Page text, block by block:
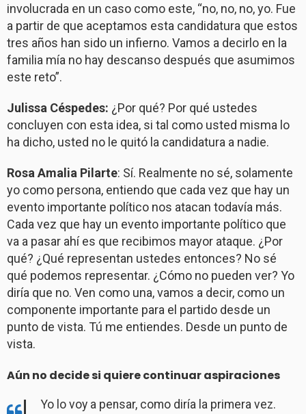
involucrada en un caso como este, “no, no, no, yo. Fue
a partir de que aceptamos esta candidatura que estos
tres años han sido un infierno. Vamos a decirlo en la
familia mía no hay descanso después que asumimos
este reto”.
Julissa Céspedes: ¿Por qué? Por qué ustedes
concluyen con esta idea, si tal como usted misma lo
ha dicho, usted no le quitó la candidatura a nadie.
Rosa Amalia Pilarte: Sí. Realmente no sé, solamente
yo como persona, entiendo que cada vez que hay un
evento importante político nos atacan todavía más.
Cada vez que hay un evento importante político que
va a pasar ahí es que recibimos mayor ataque. ¿Por
qué? ¿Qué representan ustedes entonces? No sé
qué podemos representar. ¿Cómo no pueden ver? Yo
diría que no. Ven como una, vamos a decir, como un
componente importante para el partido desde un
punto de vista. Tú me entiendes. Desde un punto de
vista.
Aún no decide si quiere continuar aspiraciones
Yo lo voy a pensar, como diría la primera vez.